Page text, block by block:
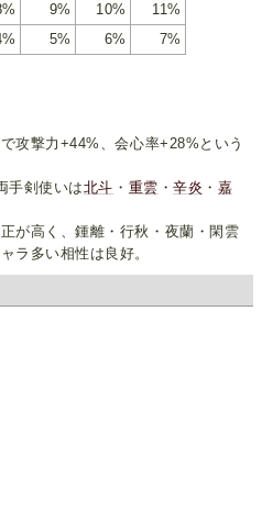
9% 10%
11%
5% 6% 7%
攻撃力+44%、会心率+28%という
手剣使いは北斗 ・ 重雲 ・辛炎 ・ 嘉
が高く、鍾離・行秋・夜蘭・閑雲
ラ多い相性は良好。